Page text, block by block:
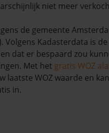
niet meer
de gemeente
Volgens Kadasterdata is
dat er bespaard zou
Met het gratis WOZ
laatste WOZ waarde en
in.